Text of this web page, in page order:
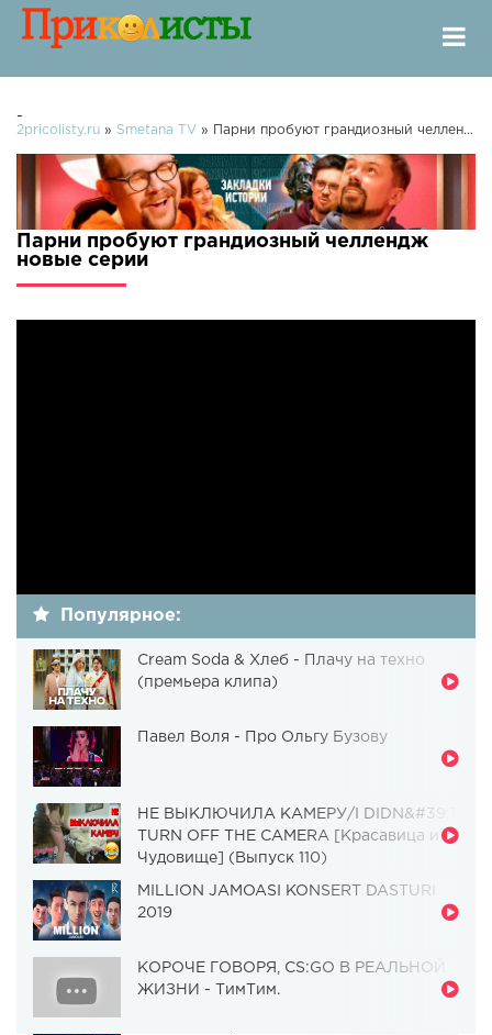
-
2pricolisty.ru » Smetana TV » Парни пробуют грандиозный челлендж
Парни пробуют грандиозный челлендж
новые серии
Популярное:
Cream Soda & Хлеб - Плачу на техно
(премьера клипа)
Павел Воля - Про Ольгу Бузову
НЕ ВЫКЛЮЧИЛА КАМЕРУ/I DIDN&#39;T
TURN OFF THE CAMERA [Красавица и
Чудовище] (Выпуск 110)
MILLION JAMOASI KONSERT DASTURI
2019
КОРОЧЕ ГОВОРЯ, CS:GO В РЕАЛЬНОЙ
ЖИЗНИ - ТимТим.